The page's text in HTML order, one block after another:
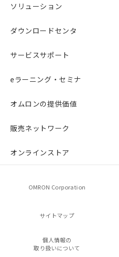
ソリューション
ダウンロードセンタ
サービスサポート
eラーニング・セミナ
オムロンの提供価値
販売ネットワーク
オンラインストア
OMRON Corporation
サイトマップ
個人情報の
取り扱いについて